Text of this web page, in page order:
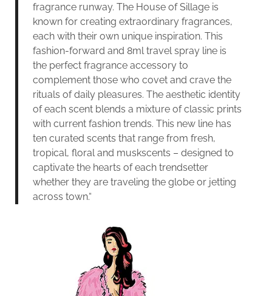
fragrance runway. The House of Sillage is
known for creating extraordinary fragrances,
each with their own unique inspiration. This
fashion-forward and 8ml travel spray line is
the perfect fragrance accessory to
complement those who covet and crave the
rituals of daily pleasures. The aesthetic identity
of each scent blends a mixture of classic prints
with current fashion trends. This new line has
ten curated scents that range from fresh,
tropical, floral and muskscents – designed to
captivate the hearts of each trendsetter
whether they are traveling the globe or jetting
across town.“